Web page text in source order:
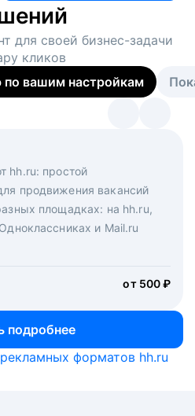
для своей бизнес-задачи
кликов
по вашим настройкам
hh.ru: простой
продвижения вакансий
площадках: на hh.ru,
и Mail.ru
от 500 ₽
подробнее
на главной странице
откликов
Решите, сколько
и за дело возьмутся
и проектные менеджеры
инструментов
форматов hh.ru